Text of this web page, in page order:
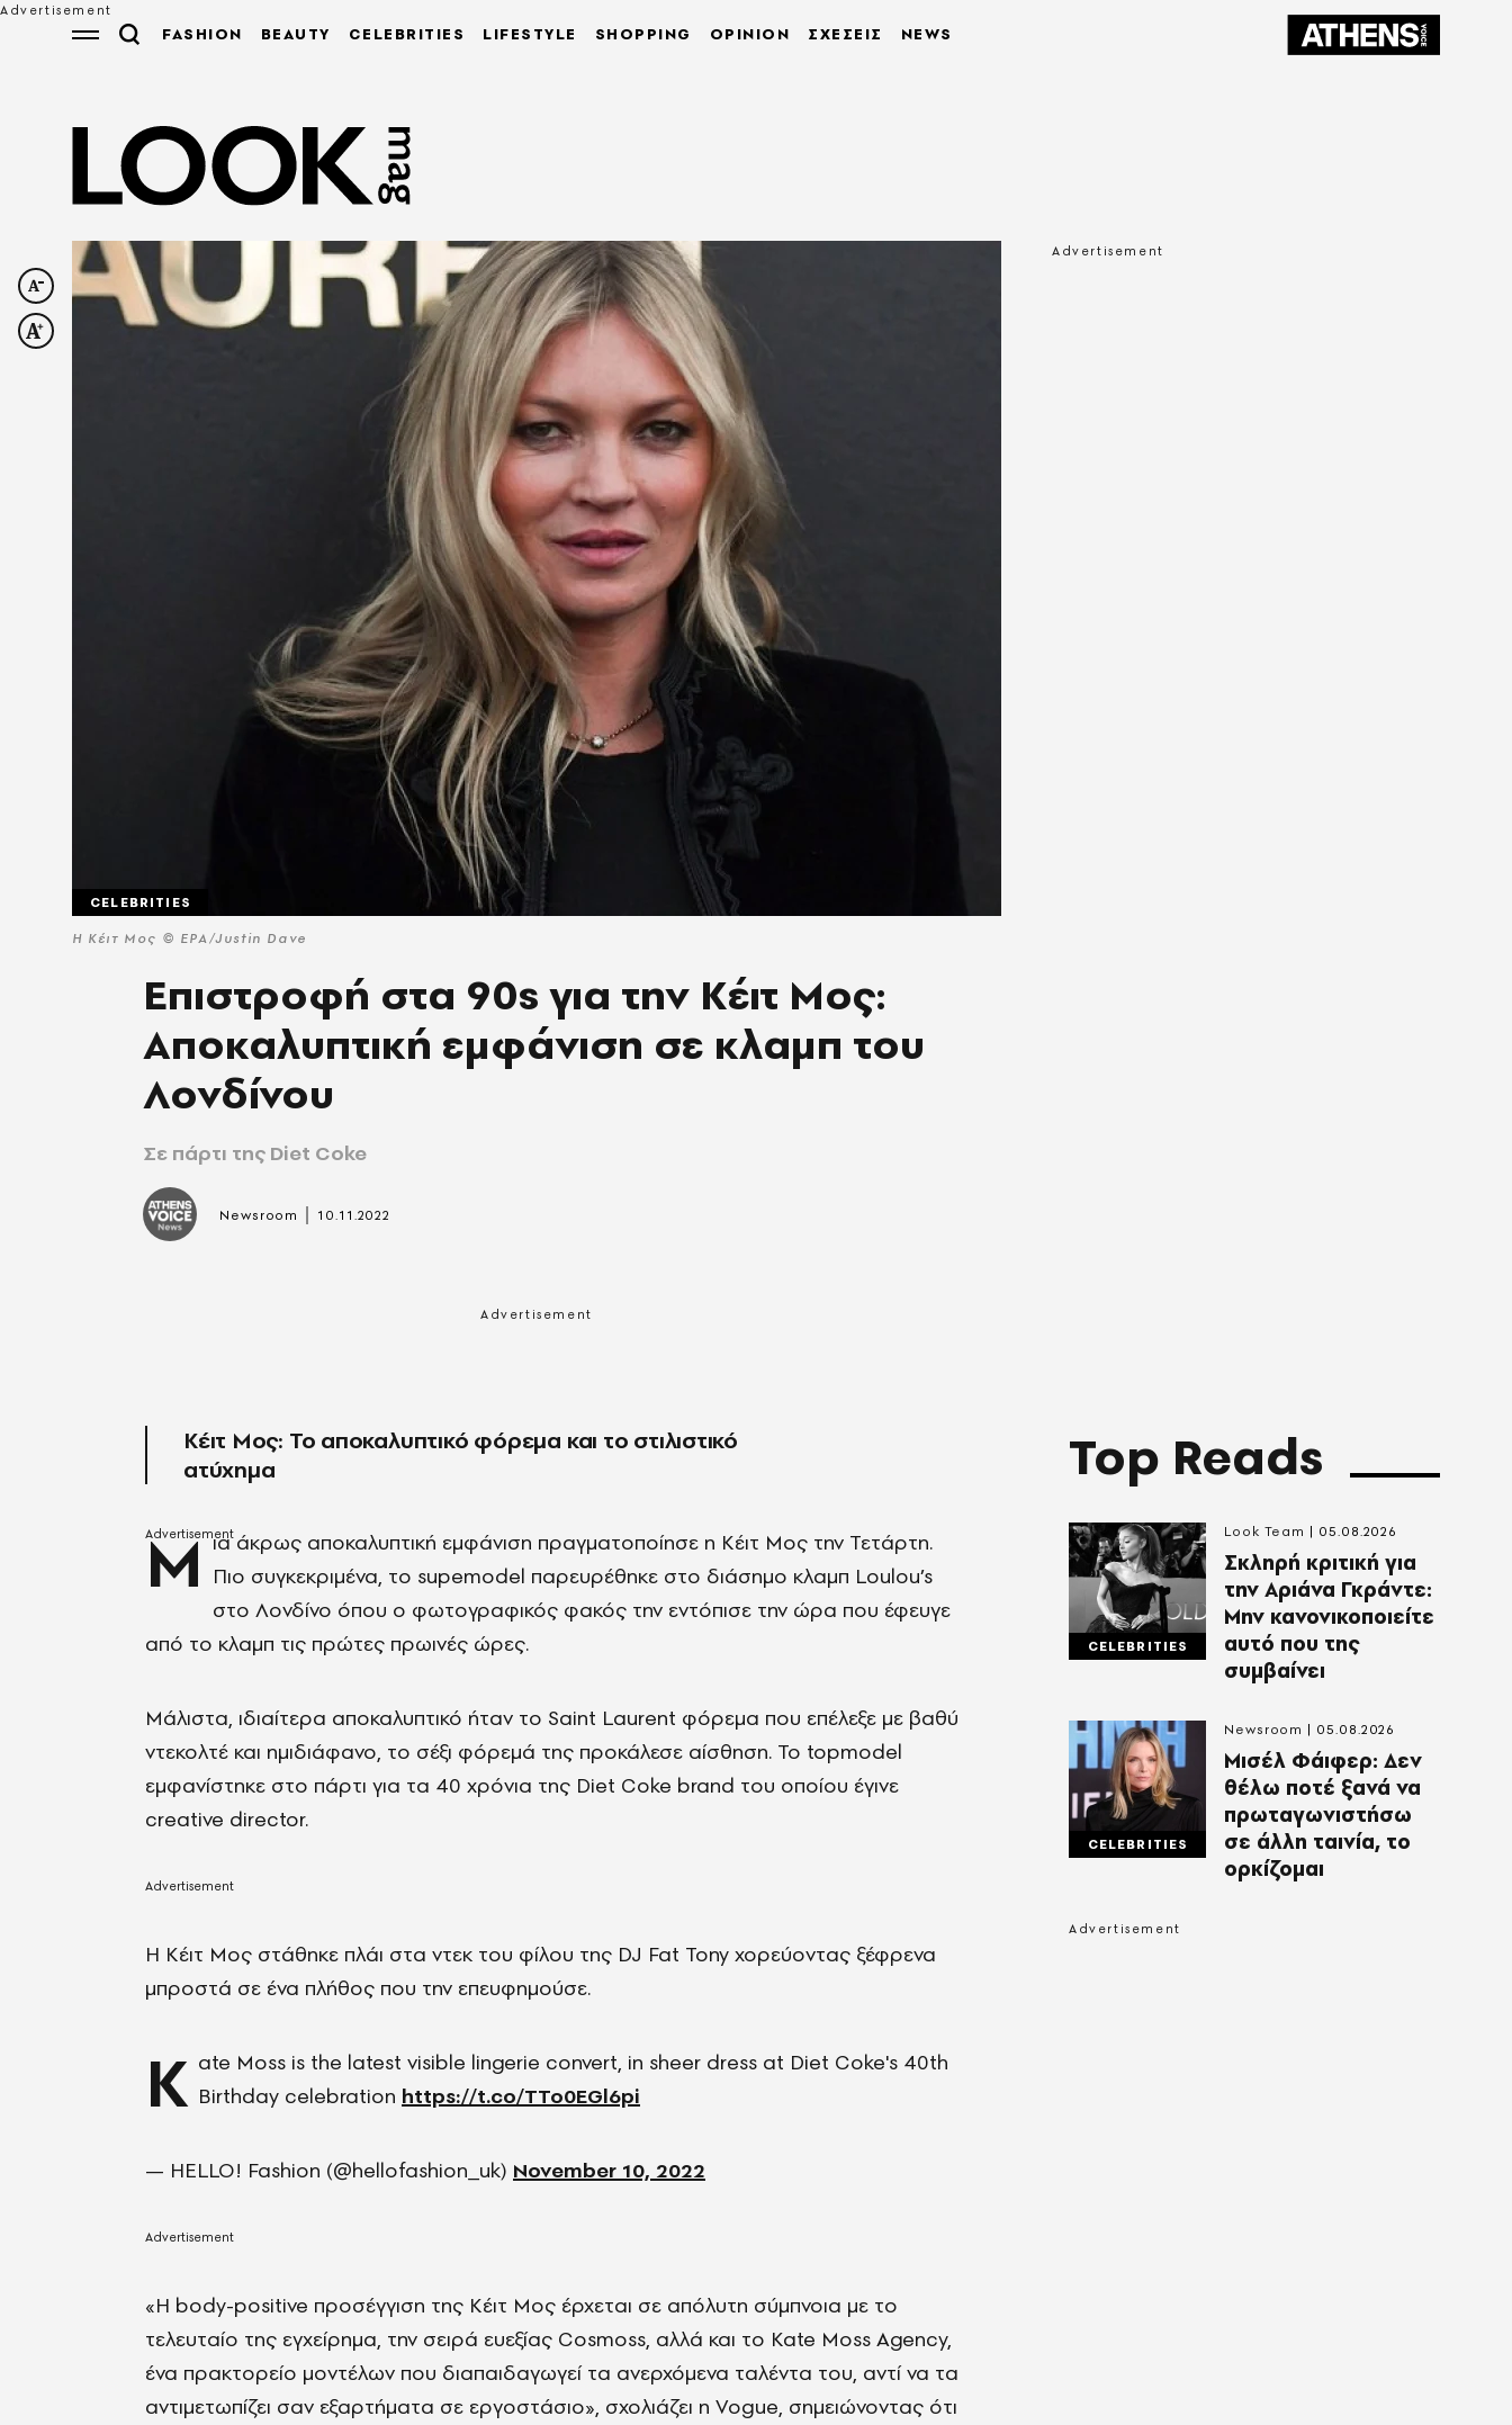
FASHION BEAUTY CELEBRITIES LIFESTYLE SHOPPING OPINION ΣΧΕΣΕΙΣ NEWS
Η Κέιτ Μος © ΕPA/Justin Dave
CELEBRITIES
Επιστροφή στα 90s για την Κέιτ Μος:
Αποκαλυπτική εμφάνιση σε κλαμπ του
Λονδίνου
Σε πάρτι της Diet Coke
Newsroom 10.11.2022
Kέιτ Μος: Το αποκαλυπτικό φόρεμα και το στιλιστικό
ατύχημα
Μ ια άκρως αποκαλυπτική εμφάνιση πραγματοποίησε η Κέιτ Μος την Τετάρτη.
Πιο συγκεκριμένα, το supemodel παρευρέθηκε στο διάσημο κλαμπ Loulou’s
στο Λονδίνο όπου ο φωτογραφικός φακός την εντόπισε την ώρα που έφευγε
από το κλαμπ τις πρώτες πρωινές ώρες.
Μάλιστα, ιδιαίτερα αποκαλυπτικό ήταν το Saint Laurent φόρεμα που επέλεξε με βαθύ
ντεκολτέ και ημιδιάφανο, το σέξι φόρεμά της προκάλεσε αίσθηση. Το topmodel
εμφανίστηκε στο πάρτι για τα 40 χρόνια της Diet Coke brand του οποίου έγινε
creative director.
Η Κέιτ Μος στάθηκε πλάι στα ντεκ του φίλου της DJ Fat Tony χορεύοντας ξέφρενα
μπροστά σε ένα πλήθος που την επευφημούσε.
K ate Moss is the latest visible lingerie convert, in sheer dress at Diet Coke's 40th
Birthday celebration https://t.co/TTo0EGl6pi
— HELLO! Fashion (@hellofashion_uk) November 10, 2022
«Η body-positive προσέγγιση της Κέιτ Μος έρχεται σε απόλυτη σύμπνοια με το
τελευταίο της εγχείρημα, την σειρά ευεξίας Cosmoss, αλλά και το Kate Moss Agency,
ένα πρακτορείο μοντέλων που διαπαιδαγωγεί τα ανερχόμενα ταλέντα του, αντί να τα
αντιμετωπίζει σαν εξαρτήματα σε εργοστάσιο», σχολιάζει η Vogue, σημειώνοντας ότι
Top Reads
CELEBRITIES
Σκληρή κριτική για
την Αριάνα Γκράντε:
Μην κανονικοποιείτε
αυτό που της
συμβαίνει
Look Team 05.08.2026
CELEBRITIES
Μισέλ Φάιφερ: Δεν
θέλω ποτέ ξανά να
πρωταγωνιστήσω
σε άλλη ταινία, το
ορκίζομαι
Newsroom 05.08.2026